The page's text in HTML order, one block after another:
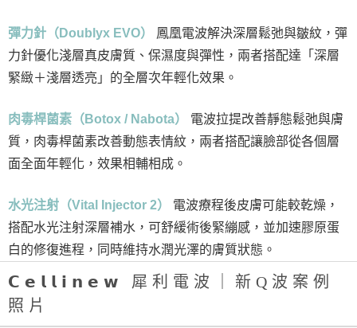
彈力針（Doublyx EVO）
鳳凰電波解決深層鬆弛與皺紋，彈
力針優化淺層真皮膚質、保濕度與彈性，兩者搭配達「深層
緊緻＋淺層透亮」的全層次年輕化效果。
肉毒桿菌素（Botox / Nabota）
電波拉提改善靜態鬆弛與膚
質，肉毒桿菌素改善動態表情紋，兩者搭配讓臉部從各個層
面全面年輕化，效果相輔相成。
水光注射（Vital Injector 2）
電波療程後皮膚可能較乾燥，
搭配水光注射深層補水，可舒緩術後緊繃感，並加速膠原蛋
白的修復進程，同時維持水潤光澤的膚質狀態。
𝗖𝗲𝗹𝗹𝗶𝗻𝗲𝘄 犀利電波｜新Q波案例
照片